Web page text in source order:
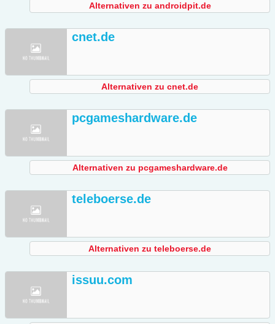
Alternativen zu androidpit.de
cnet.de
Alternativen zu cnet.de
pcgameshardware.de
Alternativen zu pcgameshardware.de
teleboerse.de
Alternativen zu teleboerse.de
issuu.com